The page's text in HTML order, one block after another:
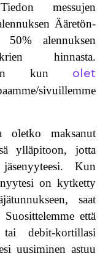
messujen
Ääretön-
50% alennuksen
hinnasta.
vain kun olet
sivuillemme
oletko maksanut
ylläpitoon, jotta
Kun
on kytketty
saat
Suosittelemme että
debit-kortillasi
uusiminen astuu